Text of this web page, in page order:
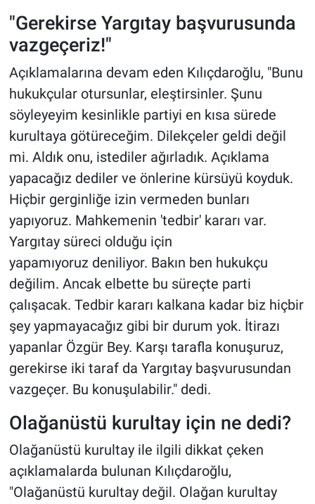
"Gerekirse Yargıtay başvurusunda
vazgeçeriz!"
Açıklamalarına devam eden Kılıçdaroğlu, "Bunu
hukukçular otursunlar, eleştirsinler. Şunu
söyleyeyim kesinlikle partiyi en kısa sürede
kurultaya götüreceğim. Dilekçeler geldi değil
mi. Aldık onu, istediler ağırladık. Açıklama
yapacağız dediler ve önlerine kürsüyü koyduk.
Hiçbir gerginliğe izin vermeden bunları
yapıyoruz. Mahkemenin 'tedbir' kararı var.
Yargıtay süreci olduğu için
yapamıyoruz deniliyor. Bakın ben hukukçu
değilim. Ancak elbette bu süreçte parti
çalışacak. Tedbir kararı kalkana kadar biz hiçbir
şey yapmayacağız gibi bir durum yok. İtirazı
yapanlar Özgür Bey. Karşı tarafla konuşuruz,
gerekirse iki taraf da Yargıtay başvurusundan
vazgeçer. Bu konuşulabilir." dedi.
Olağanüstü kurultay için ne dedi?
Olağanüstü kurultay ile ilgili dikkat çeken
açıklamalarda bulunan Kılıçdaroğlu,
"Olağanüstü kurultay değil. Olağan kurultay